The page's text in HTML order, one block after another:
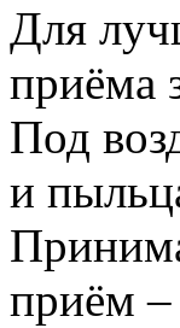
Для
приёма
Под
и
приём –